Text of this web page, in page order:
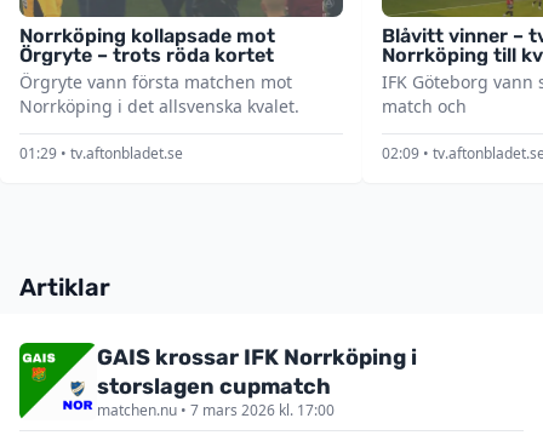
Norrköping kollapsade mot
Örgryte – trots röda kortet
Örgryte vann första matchen mot
Norrköping i det allsvenska kvalet.
01:29 • tv.aftonbladet.se
Blåvitt vinner –
Norrköping till
IFK Göteborg vann
match och
02:09 •
Artiklar
GAIS krossar IFK Norrköping i
storslagen cupmatch
matchen.nu • 7 mars 2026 kl. 17:00